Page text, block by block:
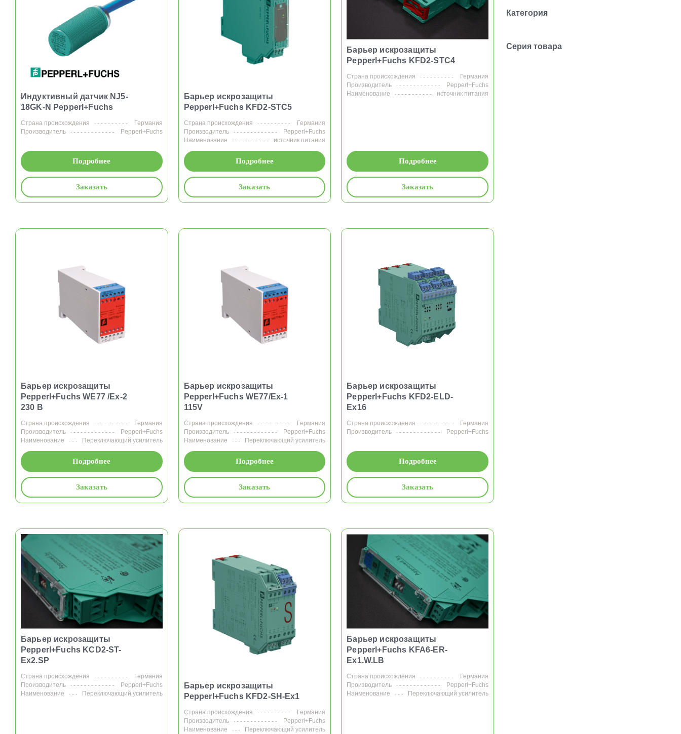
Категория
Серия товара
Индуктивный датчик NJ5-
18GK-N Pepperl+Fuchs
Страна происхождения
Германия
Производитель
Pepperl+Fuchs
Подробнее
Заказать
Барьер искрозащиты
Pepperl+Fuchs KFD2-STC5
Страна происхождения
Германия
Производитель
Pepperl+Fuchs
Наименование
источник питания
Подробнее
Заказать
Барьер искрозащиты
Pepperl+Fuchs KFD2-STC4
Страна происхождения
Германия
Производитель
Pepperl+Fuchs
Наименование
источник питания
Подробнее
Заказать
Барьер искрозащиты
Pepperl+Fuchs WE77 /Ex-2
230 В
Страна происхождения
Германия
Производитель
Pepperl+Fuchs
Наименование
Переключающий усилитель
Подробнее
Заказать
Барьер искрозащиты
Pepperl+Fuchs WE77/Ex-1
115V
Страна происхождения
Германия
Производитель
Pepperl+Fuchs
Наименование
Переключающий усилитель
Подробнее
Заказать
Барьер искрозащиты
Pepperl+Fuchs KFD2-ELD-
Ex16
Страна происхождения
Германия
Производитель
Pepperl+Fuchs
Подробнее
Заказать
Барьер искрозащиты
Pepperl+Fuchs KCD2-ST-
Ex2.SP
Страна происхождения
Германия
Производитель
Pepperl+Fuchs
Наименование
Переключающий усилитель
Барьер искрозащиты
Pepperl+Fuchs KFD2-SH-Ex1
Страна происхождения
Германия
Производитель
Pepperl+Fuchs
Наименование
Переключающий усилитель
Барьер искрозащиты
Pepperl+Fuchs KFA6-ER-
Ex1.W.LB
Страна происхождения
Германия
Производитель
Pepperl+Fuchs
Наименование
Переключающий усилитель